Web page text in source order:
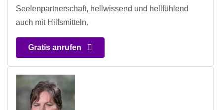
Seelenpartnerschaft, hellwissend und hellfühlend
auch mit Hilfsmitteln.
Gratis anrufen